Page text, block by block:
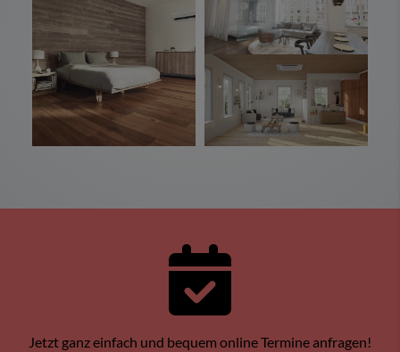
Jetzt ganz einfach und bequem online Termine anfragen!